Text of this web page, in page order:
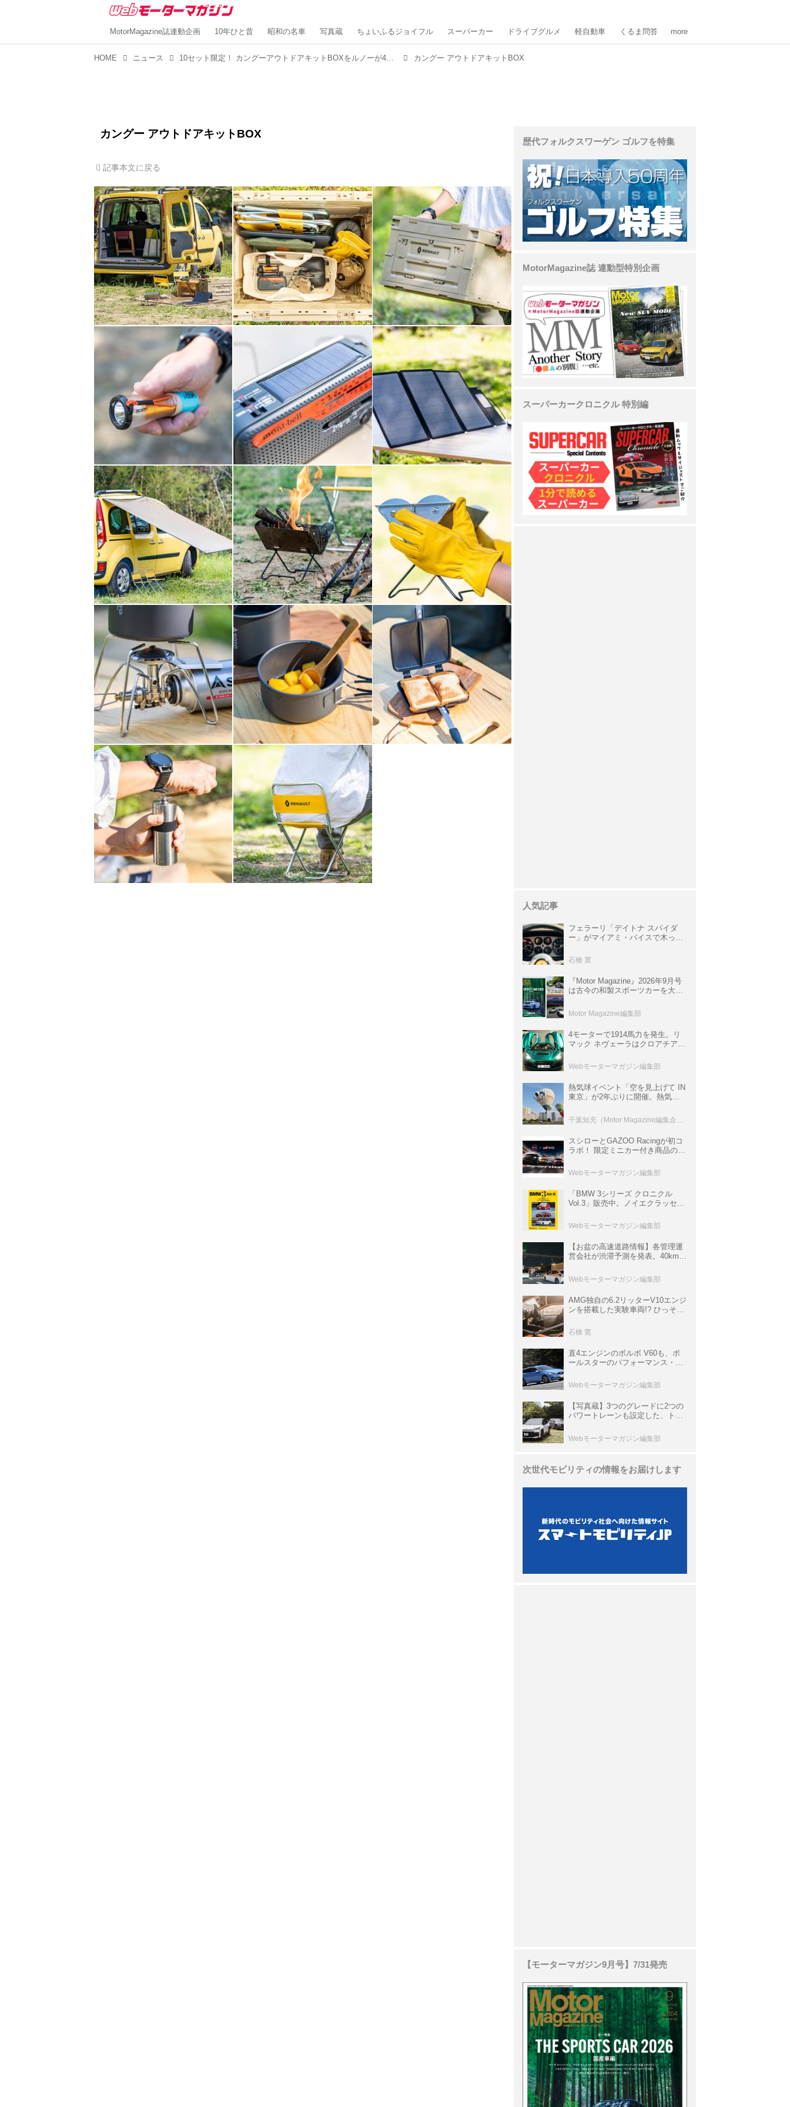
MotorMagazine誌連動企画 10年ひと昔 昭和の名車 写真蔵 ちょいふるジョイフル スーパーカー ドライブグルメ 軽自動車 くるま問答 more
HOME ニュース 10セット限定！ カングーアウトドアキットBOXをルノーが4月30日に発売。12種類のグッズをセットに カングー アウトドアキットBOX
カングー アウトドアキットBOX
記事本文に戻る
歴代フォルクスワーゲン ゴルフを特集
MotorMagazine誌 連動型特別企画
スーパーカークロニクル 特別編
人気記事
フェラーリ「デイトナ スパイダ
ー」がマイアミ・バイスで木っ端
サ」に化けた理由
石橋 寛
『Motor Magazine』2026年9月号
は古今の和製スポーツカーを大特
情報も満載
Motor Magazine編集部
4モーターで1914馬力を発生。リ
マック ネヴェーラはクロアチア発
ロニクル・完全版／115】
Webモーターマガジン編集部
熱気球イベント「空を見上げて IN
東京」が2年ぶりに開催。熱気球
室などのコンテンツも
スシローとGAZOO Racingが初コ
ラボ！ 限定ミニカー付き商品の
ト体験があたる抽選企画などを展
開
Webモーターマガジン編集部
「BMW 3シリーズ クロニクル
Vol.3」販売中。ノイエクラッセか
ムック
Webモーターマガジン編集部
【お盆の高速道路情報】各管理運
営会社が渋滞予測を発表。40km以
数ある
Webモーターマガジン編集部
AMG独自の6.2リッターV10エンジ
ンを搭載した実験車両!? ひっそり
P900 プロトタイプ」とは
石橋 寛
直4エンジンのボルボ V60も、ポ
ールスターのパフォーマンス・パ
と昔の新車】
Webモーターマガジン編集部
【写真蔵】3つのグレードに2つの
パワートレーンも設定した、トヨ
Webモーターマガジン編集部
次世代モビリティの情報をお届けします
【モーターマガジン9月号】7/31発売